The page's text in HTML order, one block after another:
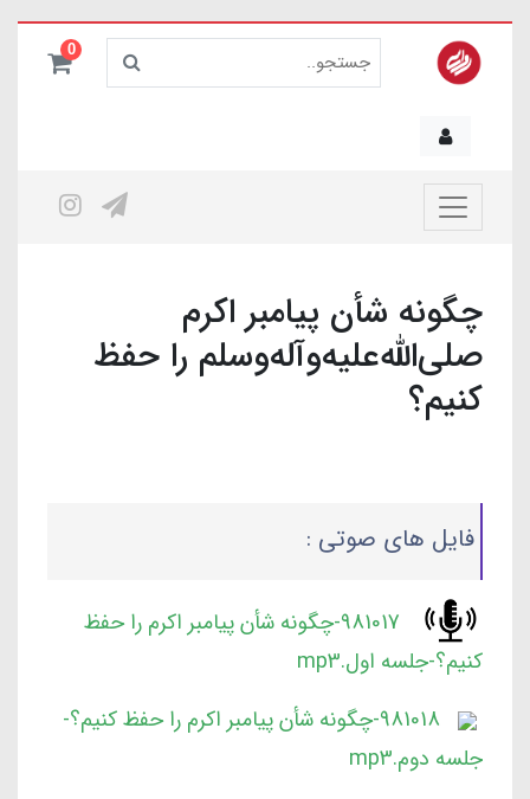
0
چگونه شأن پیامبر اکرم
صلی‌الله‌علیه‌وآله‌وسلم را حفظ
کنیم؟
فایل های صوتی :
981017-چگونه شأن پیامبر اکرم را حفظ
کنیم؟-جلسه اول.mp3
981018-چگونه شأن پیامبر اکرم را حفظ کنیم؟-
جلسه دوم.mp3